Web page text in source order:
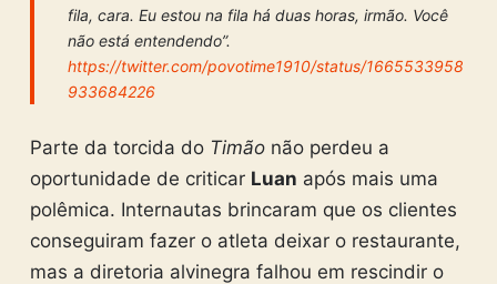
fila, cara. Eu estou na fila há duas horas, irmão. Você
não está entendendo”.
https://twitter.com/povotime1910/status/1665533958
933684226
Parte da torcida do Timãonão perdeu a
oportunidade de criticar Luan após mais uma
polêmica. Internautas brincaram que os clientes
conseguiram fazer o atleta deixar o restaurante,
mas a diretoria alvinegra falhou em rescindir o